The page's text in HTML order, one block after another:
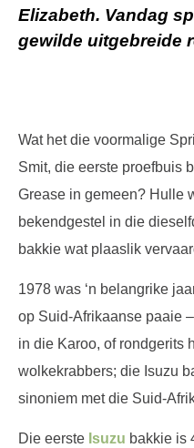
Elizabeth. Vandag
gewilde uitgebreide
Wat het die voormalige
Smit, die eerste proefbuis
Grease in gemeen? Hulle
bekendgestel in die
bakkie wat plaaslik
1978 was ‘n belangrike
op Suid-Afrikaanse paaie
in die Karoo, of rondgerits
wolkekrabbers; die Isuzu
sinoniem met die Suid-
Die eerste Isuzu bakkie is